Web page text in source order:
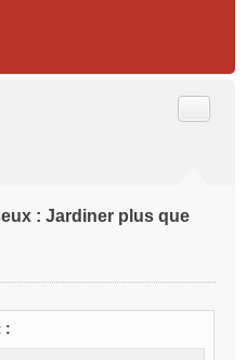
: Jardiner plus que
: